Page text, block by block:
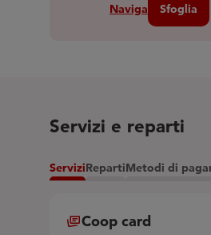
Naviga Sfoglia
Servizi e reparti
ServiziRepartiMetodi di
Coop card